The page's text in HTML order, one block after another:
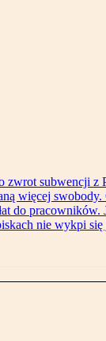
zwrot subwencji
więcej
do pracowników.
nie wykpi się